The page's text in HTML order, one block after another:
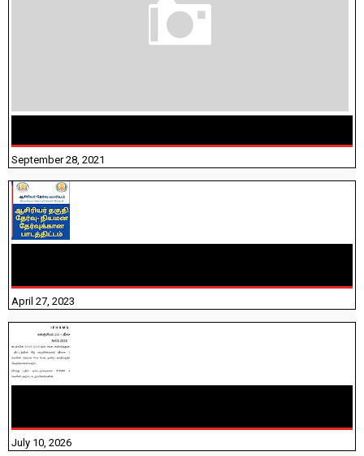
September 28, 2021
April 27, 2023
July 10, 2026